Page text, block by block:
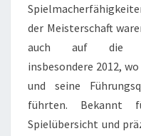
der Meisterschaft
auch auf die
insbesondere 2012,
und seine
führten. Bekannt
Spielübersicht und